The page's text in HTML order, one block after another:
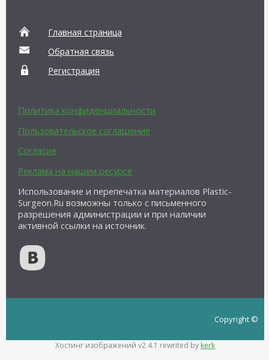
Главная страница
Обратная связь
Регистрация
Политика конфиденциальности
Пользовательское соглашение
Согласие
Реклама на нашем ресурсе
Использование и перепечатка материалов Plastic-
Surgeon.Ru возможны только с письменного
разрешения администрации и при наличии
активной ссылки на источник.
Copyright ©
Хостинг изображений v2.4.1 rewrited by kerk